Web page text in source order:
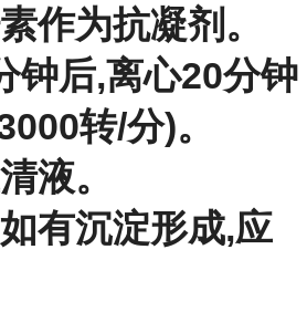
作为抗凝剂。
钟后,离心20分钟
转/分)。
液。
有沉淀形成,应